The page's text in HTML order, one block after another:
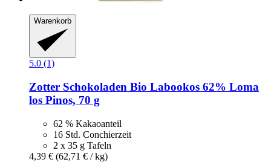
Warenkorb
5.0 (1)
Zotter Schokoladen Bio Labookos 62% Loma
los Pinos, 70 g
62 % Kakaoanteil
16 Std. Conchierzeit
2 x 35 g Tafeln
4,39 € (62,71 € / kg)